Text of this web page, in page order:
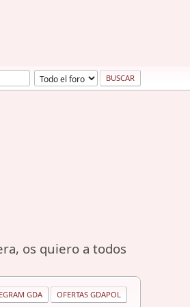
os quiero a todos
GDA OFERTAS GDAPOL